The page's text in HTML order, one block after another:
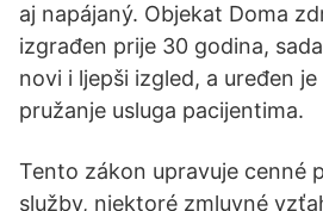
aj napájaný. Objekat Doma
izgrađen prije 30 godina,
novi i ljepši izgled, a uređen
pružanje usluga pacijentima.
Tento zákon upravuje cenné
služby, niektoré zmluvné